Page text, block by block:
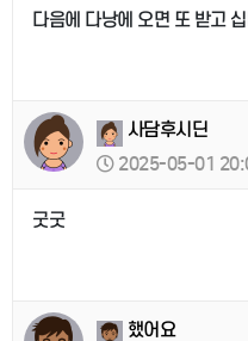
다음에 다낭에 오면 또 받고
사담후시딘
2025-05-01
굿굿
했어요